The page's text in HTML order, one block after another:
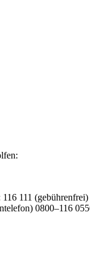
111 (gebührenfrei)
0800–116